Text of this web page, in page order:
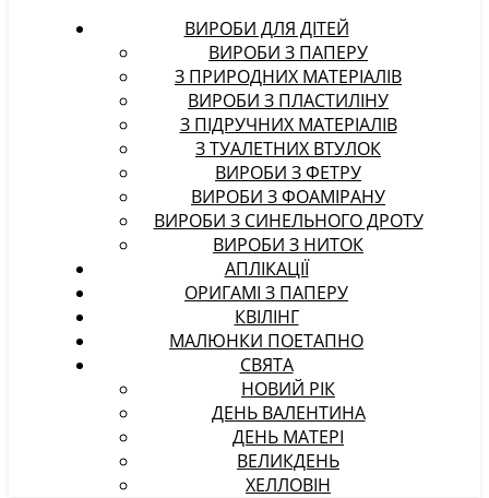
ВИРОБИ ДЛЯ ДІТЕЙ
ВИРОБИ З ПАПЕРУ
З ПРИРОДНИХ МАТЕРІАЛІВ
ВИРОБИ З ПЛАСТИЛІНУ
З ПІДРУЧНИХ МАТЕРІАЛІВ
З ТУАЛЕТНИХ ВТУЛОК
ВИРОБИ З ФЕТРУ
ВИРОБИ З ФОАМІРАНУ
ВИРОБИ З СИНЕЛЬНОГО ДРОТУ
ВИРОБИ З НИТОК
АПЛІКАЦІЇ
ОРИГАМІ З ПАПЕРУ
КВІЛІНГ
МАЛЮНКИ ПОЕТАПНО
СВЯТА
НОВИЙ РІК
ДЕНЬ ВАЛЕНТИНА
ДЕНЬ МАТЕРІ
ВЕЛИКДЕНЬ
ХЕЛЛОВІН